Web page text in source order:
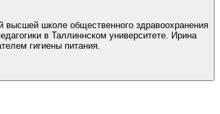
высшей школе общественного здравоохранения
в Таллиннском университете. Ирина
гигиены питания.